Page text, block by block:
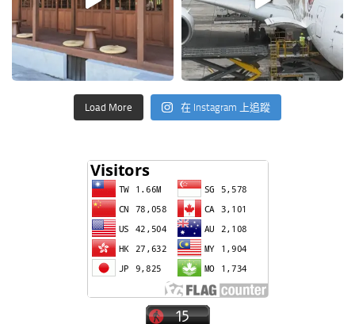
Load More 在 Instagram 上追蹤